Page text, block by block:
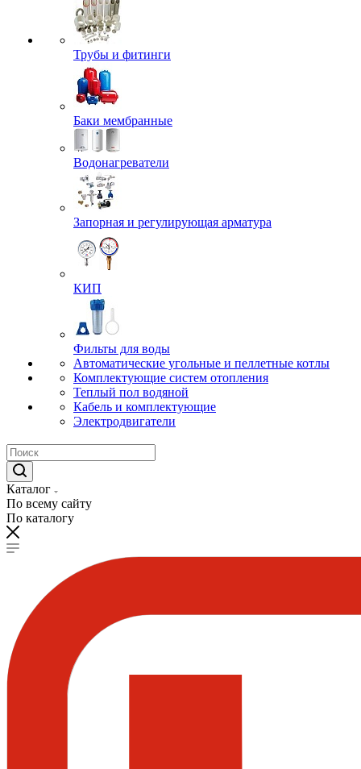
Трубы и фитинги
Баки мембранные
Водонагреватели
Запорная и регулирующая арматура
КИП
Фильты для воды
Автоматические угольные и пеллетные котлы
Комплектующие систем отопления
Теплый пол водяной
Кабель и комплектующие
Электродвигатели
Каталог
По всему сайту
По каталогу